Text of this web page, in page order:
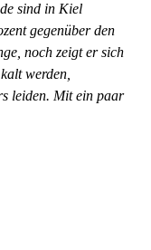
sind in Kiel
gegenüber den
noch zeigt er sich
werden,
leiden. Mit ein paar